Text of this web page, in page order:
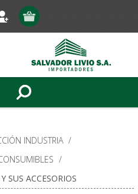
INDUSTRIA /
/
SUS ACCESORIOS